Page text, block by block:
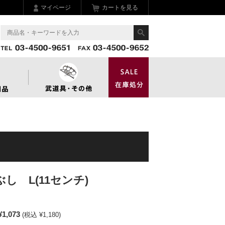
マイページ カートを見る
し L(11センチ)
(税込 ¥1,180)